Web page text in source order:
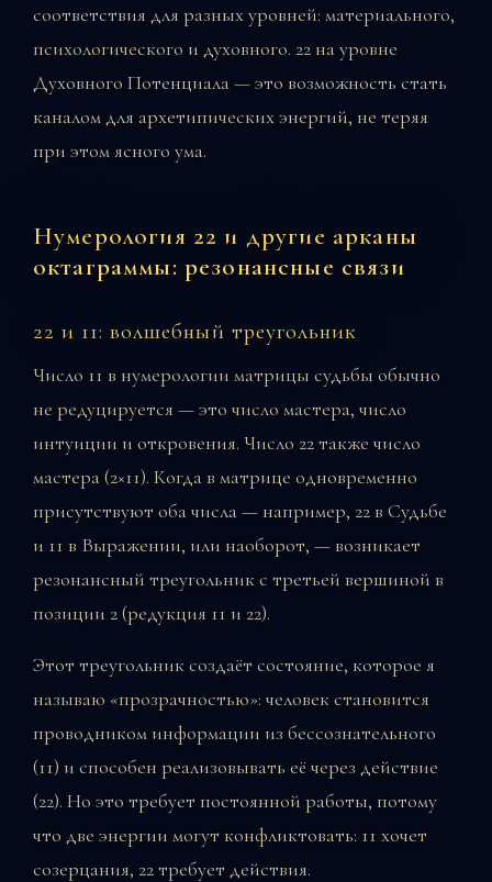
соответствия для разных уровней: материального,
психологического и духовного. 22 на уровне
Духовного Потенциала — это возможность стать
каналом для архетипических энергий, не теряя
при этом ясного ума.
Нумерология 22 и другие арканы
октаграммы: резонансные связи
22 и 11: волшебный треугольник
Число 11 в нумерологии матрицы судьбы обычно
не редуцируется — это число мастера, число
интуиции и откровения. Число 22 также число
мастера (2×11). Когда в матрице одновременно
присутствуют оба числа — например, 22 в Судьбе
и 11 в Выражении, или наоборот, — возникает
резонансный треугольник с третьей вершиной в
позиции 2 (редукция 11 и 22).
Этот треугольник создаёт состояние, которое я
называю «прозрачностью»: человек становится
проводником информации из бессознательного
(11) и способен реализовывать её через действие
(22). Но это требует постоянной работы, потому
что две энергии могут конфликтовать: 11 хочет
созерцания, 22 требует действия.